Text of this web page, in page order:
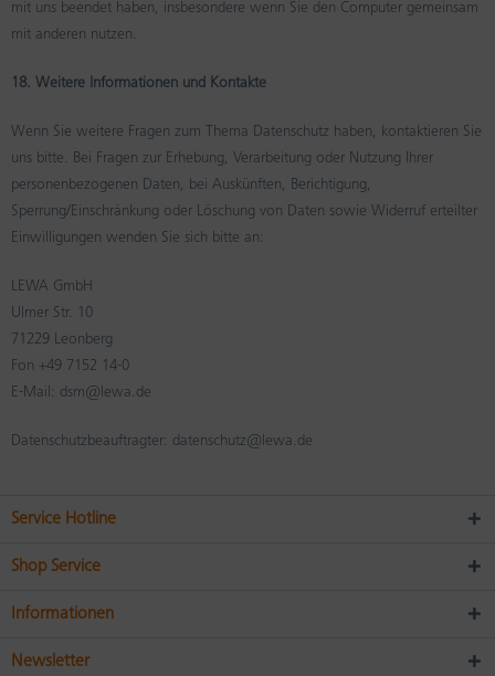
mit uns beendet haben, insbesondere wenn Sie den Computer gemeinsam
mit anderen nutzen.
18. Weitere Informationen und Kontakte
Wenn Sie weitere Fragen zum Thema Datenschutz haben, kontaktieren Sie
uns bitte. Bei Fragen zur Erhebung, Verarbeitung oder Nutzung Ihrer
personenbezogenen Daten, bei Auskünften, Berichtigung,
Sperrung/Einschränkung oder Löschung von Daten sowie Widerruf erteilter
Einwilligungen wenden Sie sich bitte an:
LEWA GmbH
Ulmer Str. 10
71229 Leonberg
Fon +49 7152 14-0
E-Mail: dsm@lewa.de
Datenschutzbeauftragter: datenschutz@lewa.de
Service Hotline
Shop Service
Informationen
Newsletter